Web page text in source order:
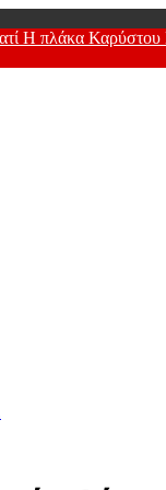
Καρύστου